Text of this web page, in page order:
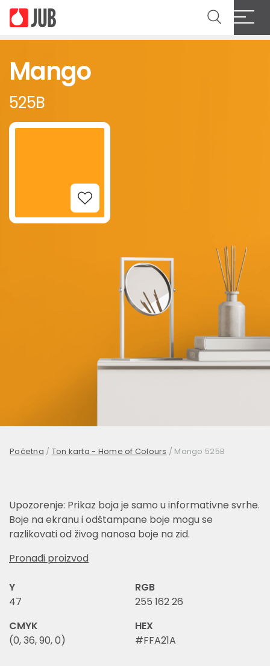
Mango
525B
Add to Wishlist
Početna / Ton karta - Home of Colours / Mango 525B
Upozorenje: Prikaz boja je samo u informativne svrhe.
Boje na ekranu i odštampane boje mogu se
razlikovati od živog nanosa boje na zid.
Pronađi proizvod
Y
47
RGB
255 162 26
CMYK
(0, 36, 90, 0)
HEX
#FFA21A